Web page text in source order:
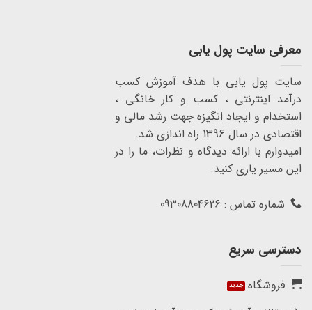
معرفی سایت پول یابی
سایت پول یابی با هدف آموزش کسب
درآمد اینترنتی ، کسب و کار خانگی ،
استخدام و ایجاد انگیزه جهت رشد مالی و
اقتصادی در سال 1396 راه اندازی شد.
امیدوارم با ارائه دیدگاه و نظرات، ما را در
این مسیر یاری کنید.
شماره تماس : 09308804626
دسترسی سریع
فروشگاه